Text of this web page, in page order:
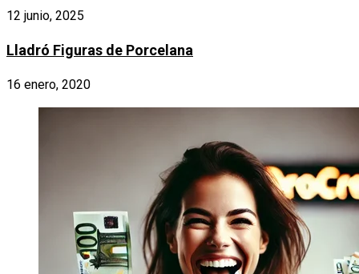
12 junio, 2025
Lladró Figuras de Porcelana
16 enero, 2020